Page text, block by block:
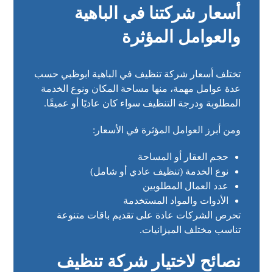
أسعار شركتنا في الباهية
والعوامل المؤثرة
تختلف أسعار شركة تنظيف في الباهية ابوظبي حسب
عدة عوامل مهمة، منها مساحة المكان ونوع الخدمة
المطلوبة ودرجة التنظيف سواء كان عاديًا أو عميقًا.
ومن أبرز العوامل المؤثرة في الأسعار:
حجم العقار أو المساحة
نوع الخدمة (تنظيف عادي أو شامل)
عدد العمال المطلوبين
الأدوات والمواد المستخدمة
تحرص الشركات عادة على تقديم باقات متنوعة
تناسب مختلف الميزانيات.
نصائح لاختيار شركة تنظيف